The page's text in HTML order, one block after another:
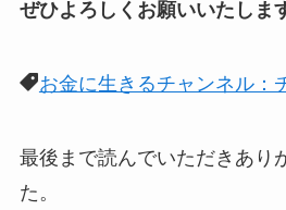
ぜひよろしくお願いいたしま
お金に生きるチャンネル：
最後まで読んでいただきあり
た。